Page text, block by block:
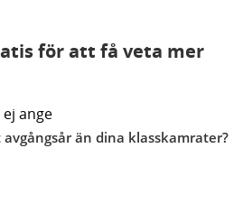
för att få veta mer
ej ange
än dina klasskamrater?